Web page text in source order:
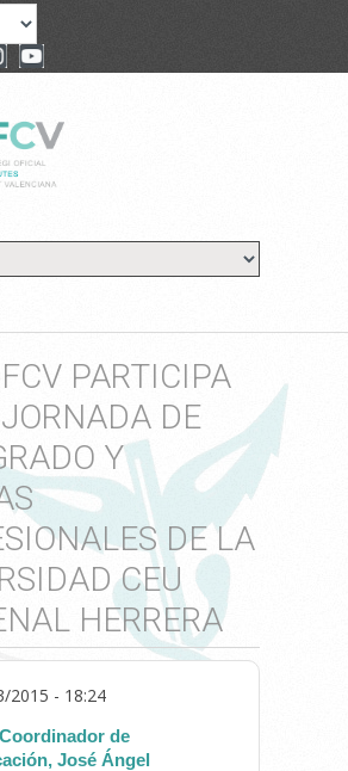
PARTICIPA
DE
Y
DE LA
CEU
HERRERA
2015 - 18:24
de
José Ángel